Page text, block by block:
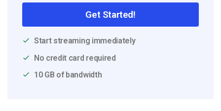
Get Started!
Start streaming immediately
No credit card required
10 GB of bandwidth